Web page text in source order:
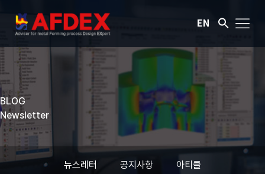
EN
BLOG
Newsletter
뉴스레터 공지사항 아티클